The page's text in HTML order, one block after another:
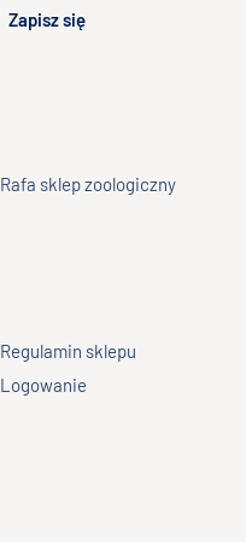
Zapisz się
Rafa sklep zoologiczny
Regulamin sklepu
Logowanie